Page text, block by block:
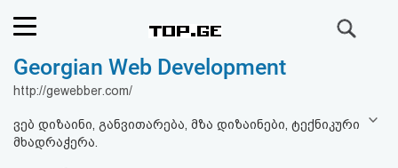
რეიტინგი
Georgian Web Development
http://gewebber.com/
ვებ დიზაინი, განვითარება, მზა დიზაინები, ტექნიკური
მხადრაჭერა.